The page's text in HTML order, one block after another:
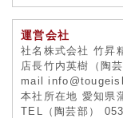
運営会社
社名株式会社 竹昇
店長竹内英樹（陶芸
mail
本社所在地 愛知県
TEL（陶芸部）